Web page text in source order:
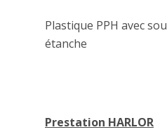
Plastique PPH avec
étanche
Prestation HARLOR